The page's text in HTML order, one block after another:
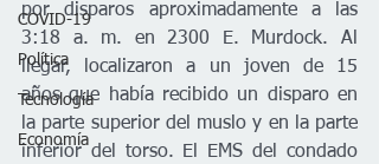
COVID-19
Política
Tecnología
Economía
por disparos aproximadamente a las
3:18 a. m. en 2300 E. Murdock. Al
llegar, localizaron a un joven de 15
años que había recibido un disparo en
la parte superior del muslo y en la parte
inferior del torso. El EMS del condado